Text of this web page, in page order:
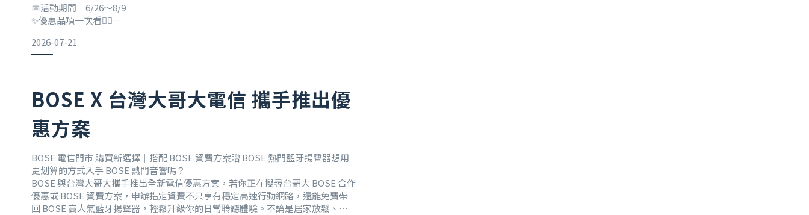
📅活動期間｜6/26～8/9
✨優惠品項一次看👇🏻
🎧QuietComfort 消噪耳塞
原價 $6,000 → 特價 $4,990
🏠Smart Soundbar + BM500 2件組
原價 $37,800 → 合購價 $29,900 *單品不促銷
陪爸爸追劇、看電影更有感。
原價 $9,500 → 特價 $7,990
帶著走的好聲音，戶外露營
2026-07-21
BOSE X 台灣大哥大電信 攜手推出優
惠方案
BOSE 電信門市 購買新選擇｜搭配 BOSE 資費方案贈 BOSE 熱門藍牙揚聲器想用
更划算的方式入手 BOSE 熱門音響嗎？
BOSE 與台灣大哥大攜手推出全新電信優惠方案，若你正在搜尋台哥大 BOSE 合作
優惠或 BOSE 資費方案，申辦指定資費不只享有穩定高速行動網路，還能免費帶
回 BOSE 高人氣藍牙揚聲器，輕鬆升級你的日常聆聽體驗。不論是居家放鬆、還